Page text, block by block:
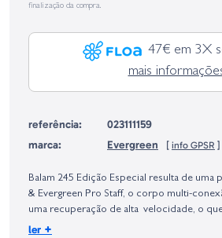
finalização da compra.
47€ em 3X
mais
referência:
023111159
marca:
Evergreen [ info GPSR ]
Europeia, dos produtos da marca, conforme
Geral sobre a Segurança dos Produtos (GPSR):
Balam 245 Edição Especial resulta de uma
& Evergreen Pro Staff, o corpo multi-
uma recuperação de alta velocidade, o
amostras gigantes até agora, e mantém uma
ler +